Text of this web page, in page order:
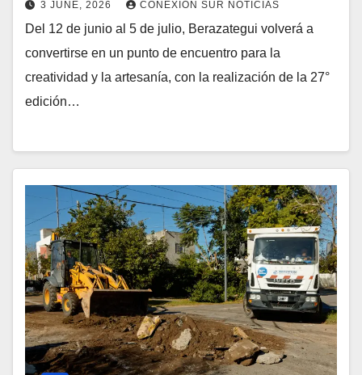
3 JUNE, 2026 CONEXIÓN SUR NOTICIAS
Del 12 de junio al 5 de julio, Berazategui volverá a
convertirse en un punto de encuentro para la
creatividad y la artesanía, con la realización de la 27°
edición…